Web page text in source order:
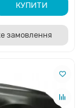
КУПИТИ
замовлення